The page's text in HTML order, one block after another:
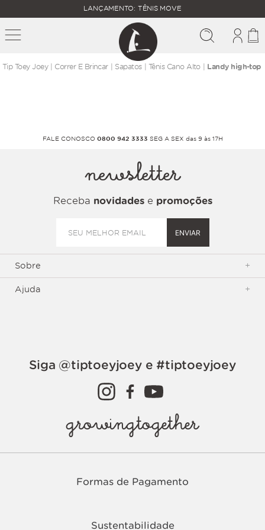
FALTAM
MAIS
R$
400,00
PARA O
FRETE
GRÁTIS
LANÇAMENTO: TÊNIS MOVE
correr e brincar sapatos tênis cano alto Landy high-top
FALE CONOSCO 0800 942 3333 SEG A SEX das 9 às 17H
newsletter
Receba novidadese promoções
ENVIAR
Sobre +
Ajuda +
Siga @tiptoeyjoey e #tiptoeyjoey
growingtogether
Formas de Pagamento
Sustentabilidade